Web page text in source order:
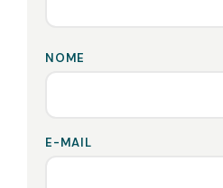
NOME
E-MAIL